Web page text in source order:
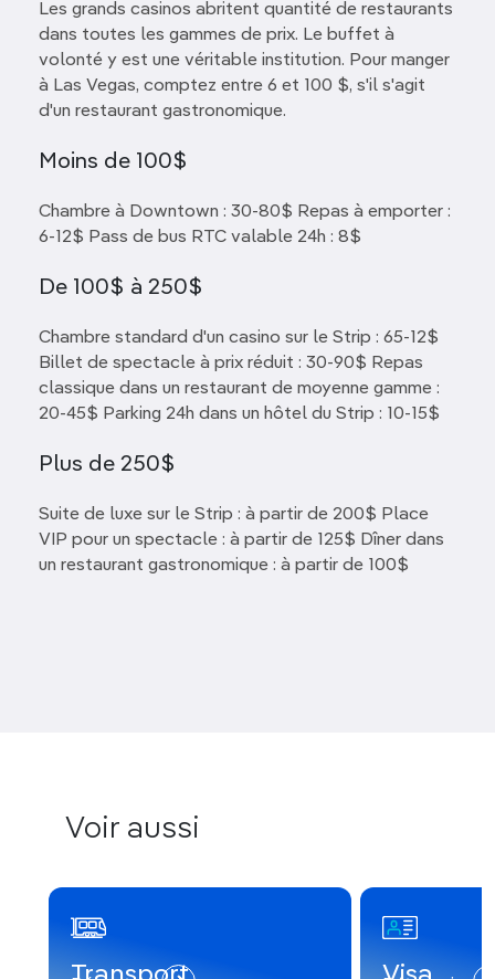
Les grands casinos abritent quantité de restaurants
dans toutes les gammes de prix. Le buffet à
volonté y est une véritable institution. Pour manger
à Las Vegas, comptez entre 6 et 100 $, s'il s'agit
d'un restaurant gastronomique.
Moins de 100$
Chambre à Downtown : 30-80$ Repas à emporter :
6-12$ Pass de bus RTC valable 24h : 8$
De 100$ à 250$
Chambre standard d'un casino sur le Strip : 65-12$
Billet de spectacle à prix réduit : 30-90$ Repas
classique dans un restaurant de moyenne gamme :
20-45$ Parking 24h dans un hôtel du Strip : 10-15$
Plus de 250$
Suite de luxe sur le Strip : à partir de 200$ Place
VIP pour un spectacle : à partir de 125$ Dîner dans
un restaurant gastronomique : à partir de 100$
Voir aussi